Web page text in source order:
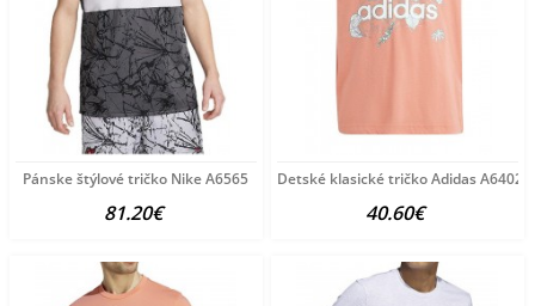
Pánske štýlové tričko Nike A6565
81.20€
Detské klasické tričko Adidas A6402
40.60€